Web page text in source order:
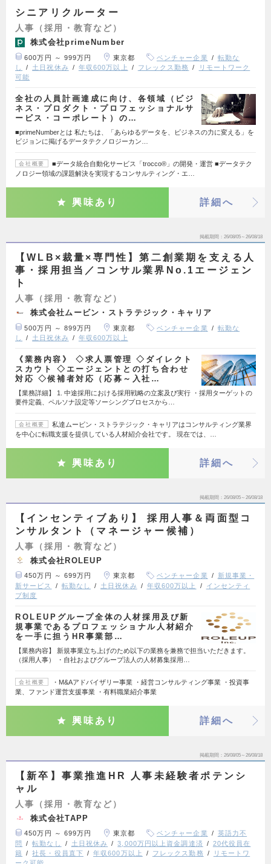
シニアリクルーター
人事（採用・教育など）
株式会社primeNumber
600万円 ～ 999万円 東京都 ベンチャー企業
転勤な
し
土日祝休み 年収600万以上 フレックス勤務
リモートワーク
可能
全社の人員計画達成に向け、各領域（ビジ
ネス・プロダクト・プロフェッショナルサ
ービス・コーポレート）の…
■primeNumberとは 私たちは、「あらゆるデータを、ビジネスの力に変える」を
ビジョンに掲げるデータテクノロジーカン…
会社概要
■データ統合自動化サービス「trocco®」の開発・運営 ■データテク
ノロジー領域の課題解決を実現するコンサルティング・エ…
興味あり 詳細へ
掲載期間 26/08/05～26/08/18
【WLB×裁量×専門性】第二創業期を支える人
事・採用担当／コンサル業界No.1エージェン
ト
人事（採用・教育など）
株式会社ムービン・ストラテジック・キャリア
500万円 ～ 899万円 東京都 ベンチャー企業
転勤な
し
土日祝休み 年収600万以上
《業務内容》 ◇求人票管理 ◇ダイレクト
スカウト ◇エージェントとの打ち合わせ
対応 ◇候補者対応（応募～入社…
【業務詳細】 1. 中途採用における採用戦略の立案及び実行 ・採用ターゲットの
要件定義、ペルソナ設定等ソーシングプロセスから…
会社概要
私達ムービン・ストラテジック・キャリアはコンサルティング業界
を中心に転職支援を提供している人材紹介会社です。 現在では、…
興味あり 詳細へ
掲載期間 26/08/05～26/08/18
【インセンティブあり】 採用人事＆両面型コ
ンサルタント（マネージャー候補）
人事（採用・教育など）
株式会社ROLEUP
450万円 ～ 699万円 東京都 ベンチャー企業
新規事業・
新サービス
転勤なし 土日祝休み 年収600万以上
インセンティ
ブ制度
ROLEUPグループ全体の人材採用及び新
規事業であるプロフェッショナル人材紹介
を一手に担うHR事業部…
【業務内容】 新規事業立ち上げのため以下の業務を兼務で担当いただきます。
（採用人事） ・自社およびグループ法人の人材募集採用…
会社概要
・M&Aアドバイザリー事業 ・経営コンサルティング事業 ・投資事
業、ファンド運営支援事業 ・有料職業紹介事業
興味あり 詳細へ
掲載期間 26/08/05～26/08/18
【新卒】事業推進HR 人事未経験者ポテンシ
ャル
人事（採用・教育など）
株式会社TAPP
450万円 ～ 699万円 東京都 ベンチャー企業
英語力不
問
転勤なし 土日祝休み 3,000万円以上資金調達済
20代役員在
籍
社長・役員直下 年収600万以上 フレックス勤務
リモートワ